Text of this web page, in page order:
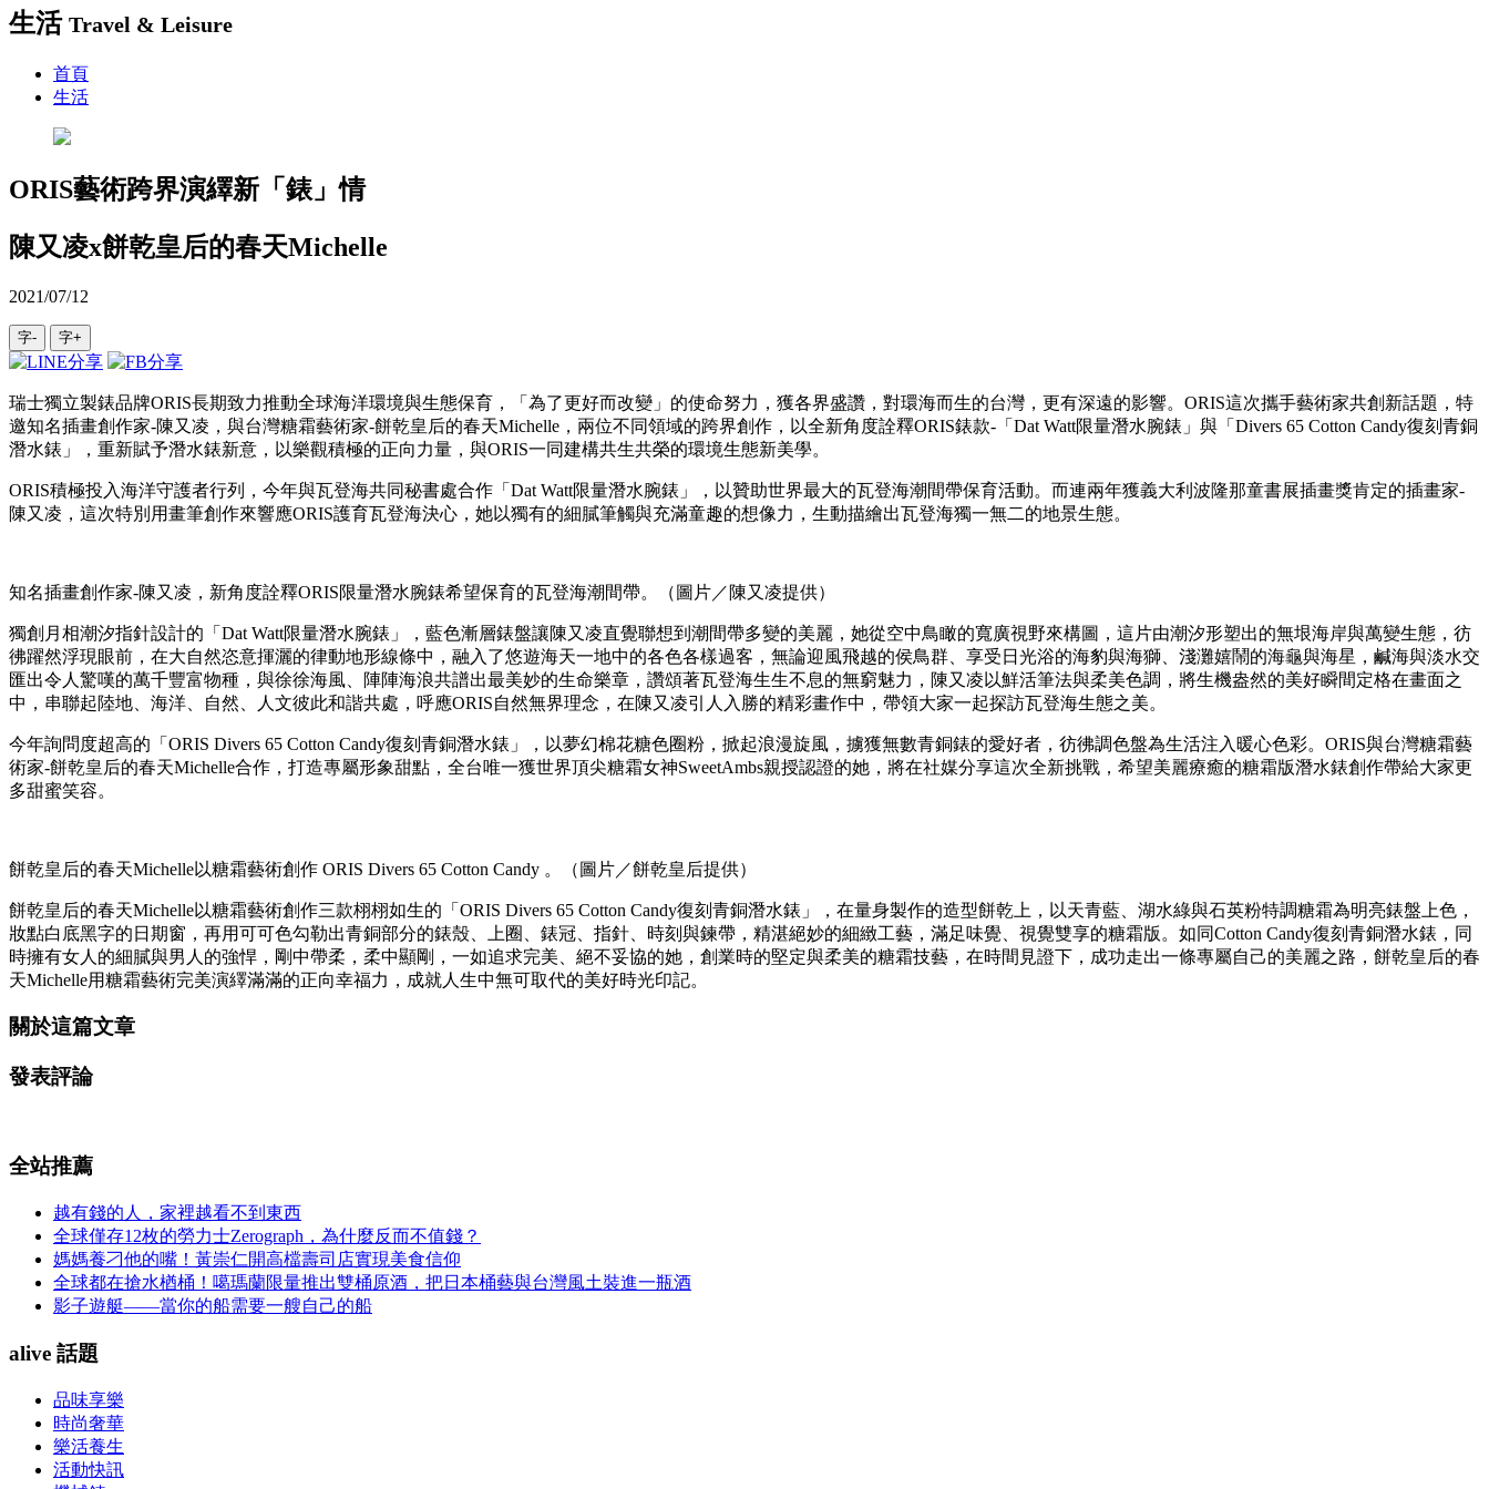
生活 Travel & Leisure
首頁
生活
ORIS藝術跨界演繹新「錶」情
陳又凌x餅乾皇后的春天Michelle
2021/07/12
字- 字+
瑞士獨立製錶品牌ORIS長期致力推動全球海洋環境與生態保育，「為了更好而改變」的使命努力，獲各界盛讚，對環海而生的台灣，更有深遠的影響。ORIS這次攜手藝術家共創新話題，特
邀知名插畫創作家-陳又凌，與台灣糖霜藝術家-餅乾皇后的春天Michelle，兩位不同領域的跨界創作，以全新角度詮釋ORIS錶款-「Dat Watt限量潛水腕錶」與「Divers 65 Cotton Candy復刻青銅
潛水錶」，重新賦予潛水錶新意，以樂觀積極的正向力量，與ORIS一同建構共生共榮的環境生態新美學。
ORIS積極投入海洋守護者行列，今年與瓦登海共同秘書處合作「Dat Watt限量潛水腕錶」，以贊助世界最大的瓦登海潮間帶保育活動。而連兩年獲義大利波隆那童書展插畫獎肯定的插畫家-
陳又凌，這次特別用畫筆創作來響應ORIS護育瓦登海決心，她以獨有的細膩筆觸與充滿童趣的想像力，生動描繪出瓦登海獨一無二的地景生態。
知名插畫創作家-陳又凌，新角度詮釋ORIS限量潛水腕錶希望保育的瓦登海潮間帶。（圖片／陳又凌提供）
獨創月相潮汐指針設計的「Dat Watt限量潛水腕錶」，藍色漸層錶盤讓陳又凌直覺聯想到潮間帶多變的美麗，她從空中鳥瞰的寬廣視野來構圖，這片由潮汐形塑出的無垠海岸與萬變生態，彷
彿躍然浮現眼前，在大自然恣意揮灑的律動地形線條中，融入了悠遊海天一地中的各色各樣過客，無論迎風飛越的侯鳥群、享受日光浴的海豹與海獅、淺灘嬉鬧的海龜與海星，鹹海與淡水交
匯出令人驚嘆的萬千豐富物種，與徐徐海風、陣陣海浪共譜出最美妙的生命樂章，讚頌著瓦登海生生不息的無窮魅力，陳又凌以鮮活筆法與柔美色調，將生機盎然的美好瞬間定格在畫面之
中，串聯起陸地、海洋、自然、人文彼此和諧共處，呼應ORIS自然無界理念，在陳又凌引人入勝的精彩畫作中，帶領大家一起探訪瓦登海生態之美。
今年詢問度超高的「ORIS Divers 65 Cotton Candy復刻青銅潛水錶」，以夢幻棉花糖色圈粉，掀起浪漫旋風，擄獲無數青銅錶的愛好者，彷彿調色盤為生活注入暖心色彩。ORIS與台灣糖霜藝
術家-餅乾皇后的春天Michelle合作，打造專屬形象甜點，全台唯一獲世界頂尖糖霜女神SweetAmbs親授認證的她，將在社媒分享這次全新挑戰，希望美麗療癒的糖霜版潛水錶創作帶給大家更
多甜蜜笑容。
餅乾皇后的春天Michelle以糖霜藝術創作 ORIS Divers 65 Cotton Candy 。（圖片／餅乾皇后提供）
餅乾皇后的春天Michelle以糖霜藝術創作三款栩栩如生的「ORIS Divers 65 Cotton Candy復刻青銅潛水錶」，在量身製作的造型餅乾上，以天青藍、湖水綠與石英粉特調糖霜為明亮錶盤上色，
妝點白底黑字的日期窗，再用可可色勾勒出青銅部分的錶殼、上圈、錶冠、指針、時刻與鍊帶，精湛絕妙的細緻工藝，滿足味覺、視覺雙享的糖霜版。如同Cotton Candy復刻青銅潛水錶，同
時擁有女人的細膩與男人的強悍，剛中帶柔，柔中顯剛，一如追求完美、絕不妥協的她，創業時的堅定與柔美的糖霜技藝，在時間見證下，成功走出一條專屬自己的美麗之路，餅乾皇后的春
天Michelle用糖霜藝術完美演繹滿滿的正向幸福力，成就人生中無可取代的美好時光印記。
關於這篇文章
發表評論
全站推薦
越有錢的人，家裡越看不到東西
全球僅存12枚的勞力士Zerograph，為什麼反而不值錢？
媽媽養刁他的嘴！黃崇仁開高檔壽司店實現美食信仰
全球都在搶水楢桶！噶瑪蘭限量推出雙桶原酒，把日本桶藝與台灣風土裝進一瓶酒
影子遊艇——當你的船需要一艘自己的船
alive 話題
品味享樂
時尚奢華
樂活養生
活動快訊